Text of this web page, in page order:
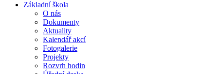
Základní škola
O nás
Dokumenty
Aktuality
Kalendář akcí
Fotogalerie
Projekty
Rozvrh hodin